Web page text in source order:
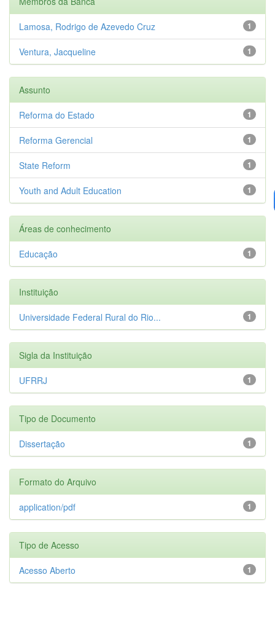
1
Lamosa, Rodrigo de Azevedo Cruz
1
Ventura, Jacqueline
Assunto
1
Reforma do Estado
1
Reforma Gerencial
1
State Reform
1
Youth and Adult Education
Áreas de conhecimento
1
Educação
Instituição
1
Universidade Federal Rural do Rio...
Sigla da Instituição
1
UFRRJ
Tipo de Documento
1
Dissertação
Formato do Arquivo
1
application/pdf
Tipo de Acesso
1
Acesso Aberto